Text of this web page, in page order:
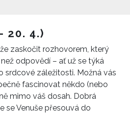
20. 4.)
zaskočit rozhovorem, který
odpovědí – ať už se týká
srdcové záležitosti. Možná vás
fascinovat někdo (nebo
mimo váš dosah. Dobrá
se Venuše přesouvá do